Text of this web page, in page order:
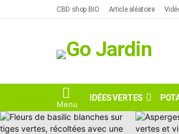
to
CBD shop BIO Article aléatoire
Menu
IDÉES VERTES
DERNIÈRES
HISTOIRES